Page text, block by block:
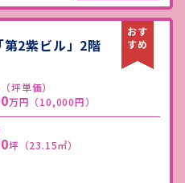
第2紫ビル」2階
坪単価）
万円 （10,000円）
坪 （23.15㎡）